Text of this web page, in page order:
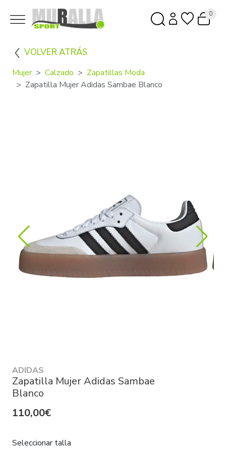
0
VOLVER ATRÁS
Mujer Calzado
Zapatillas Moda
Zapatilla Mujer Adidas Sambae Blanco
ADIDAS
Zapatilla Mujer Adidas Sambae
Blanco
110,00€
Seleccionar talla